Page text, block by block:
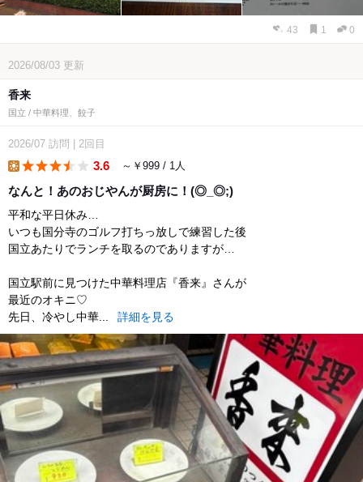
43 1 0
2026/08/03 更新
香来
国立 / 中華料理、餃子
2026/07 訪問 2回目
3.6 ～￥999 / 1人
なんと！あのおじやんが厨房に！(◎_◎;)
平和な平日休み…
いつも国分寺のゴルフ打ちっ放しで練習した後
国立あたりでランチを取るのでありますが…
国立駅前に見つけた中華料理店『香来』さんが
最近のオキニ♡
先日、冷やし中華...
詳細を見る